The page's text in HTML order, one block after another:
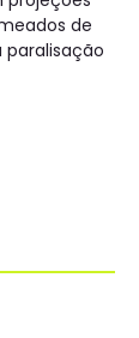
de
paralisação